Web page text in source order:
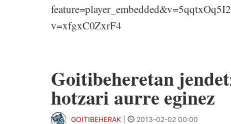
v=xfgxC0ZxrF4
Goitibeheretan
hotzari aurre eginez
GOITIBEHERAK 2013-02-02 00:00